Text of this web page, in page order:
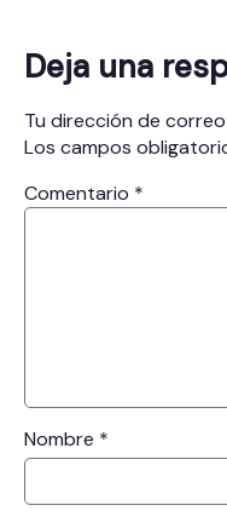
Deja una
Tu dirección de
Los campos
Comentario *
Nombre *